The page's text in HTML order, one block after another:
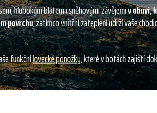
hlubokým blátem i sněhovými závějemiv obuvi,
povrchu, zatímco vnitřní zateplení udrží vaše
funkčnílovecké ponožky, které v botách zajistí